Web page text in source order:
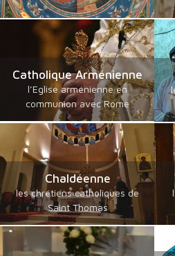
Catholique Arménienne
l’Eglise arménienne en
communion avec Rome
Chaldéenne
les chrétiens catholiques de
Saint Thomas